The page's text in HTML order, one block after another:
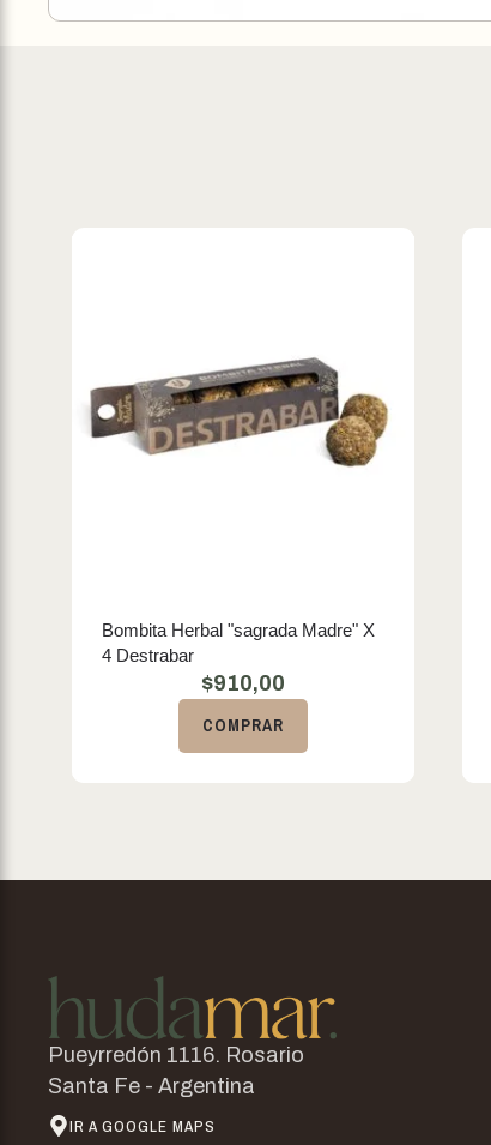
Bombita Herbal "sagrada Madre" X
4 Destrabar
$910,00
COMPRAR
Pueyrredón 1116. Rosario
Santa Fe - Argentina
IR A GOOGLE MAPS